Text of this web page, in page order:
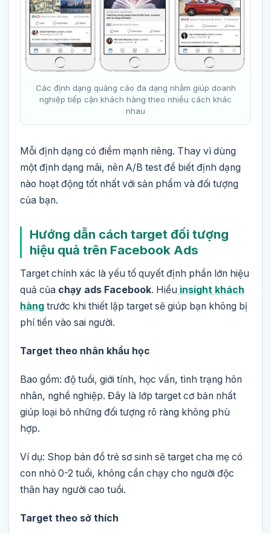
Các định dạng quảng cáo đa dạng nhằm giúp doanh
nghiệp tiếp cận khách hàng theo nhiều cách khác
nhau
Mỗi định dạng có điểm mạnh riêng. Thay vì dùng
một định dạng mãi, nên A/B test để biết định dạng
nào hoạt động tốt nhất với sản phẩm và đối tượng
của bạn.
Hướng dẫn cách target đối tượng
hiệu quả trên Facebook Ads
Target chính xác là yếu tố quyết định phần lớn hiệu
quả của chạy ads Facebook. Hiểu insight khách
hàng trước khi thiết lập target sẽ giúp bạn không bị
phí tiền vào sai người.
Target theo nhân khẩu học
Bao gồm: độ tuổi, giới tính, học vấn, tình trạng hôn
nhân, nghề nghiệp. Đây là lớp target cơ bản nhất
giúp loại bỏ những đối tượng rõ ràng không phù
hợp.
Ví dụ: Shop bán đồ trẻ sơ sinh sẽ target cha mẹ có
con nhỏ 0-2 tuổi, không cần chạy cho người độc
thân hay người cao tuổi.
Target theo sở thích